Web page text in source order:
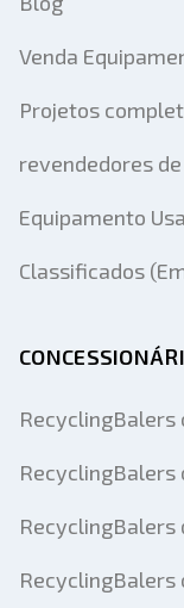
Venda
Projetos
revendedores
Equipamento
Classificados
RecyclingBalers
RecyclingBalers
RecyclingBalers
RecyclingBalers